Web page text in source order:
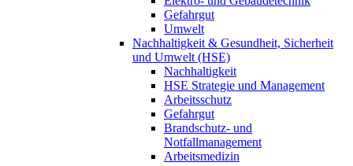
Gefahrgut
Umwelt
Nachhaltigkeit & Gesundheit, Sicherheit
und Umwelt (HSE)
Nachhaltigkeit
HSE Strategie und Management
Arbeitsschutz
Gefahrgut
Brandschutz- und
Notfallmanagement
Arbeitsmedizin